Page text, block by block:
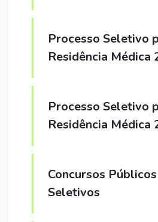
Processo Seletivo
Residência Médica
Processo Seletivo
Residência Médica
Concursos
Seletivos